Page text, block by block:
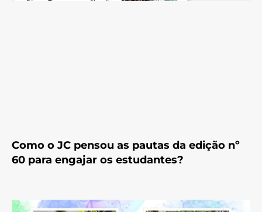
Como o JC pensou as pautas da edição nº
60 para engajar os estudantes?